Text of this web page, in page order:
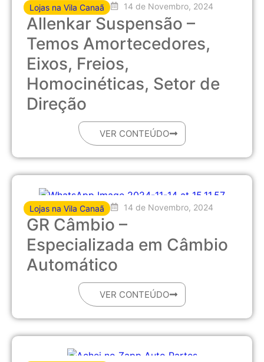
Lojas na Vila Canaã 14 de Novembro, 2024
Allenkar Suspensão –
Temos Amortecedores,
Eixos, Freios,
Homocinéticas, Setor de
Direção
VER CONTEÚDO
Lojas na Vila Canaã 14 de Novembro, 2024
GR Câmbio –
Especializada em Câmbio
Automático
VER CONTEÚDO